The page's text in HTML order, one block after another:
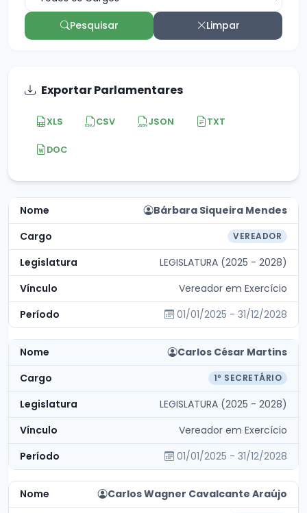
Pesquisar Limpar
Exportar Parlamentares
XLS CSV JSON TXT
DOC
Bárbara Siqueira Mendes
VEREADOR
LEGISLATURA (2025 - 2028)
Vereador em Exercício
01/01/2025 - 31/12/2028
Carlos César Martins
1º SECRETÁRIO
LEGISLATURA (2025 - 2028)
Vereador em Exercício
01/01/2025 - 31/12/2028
Carlos Wagner Cavalcante Araújo